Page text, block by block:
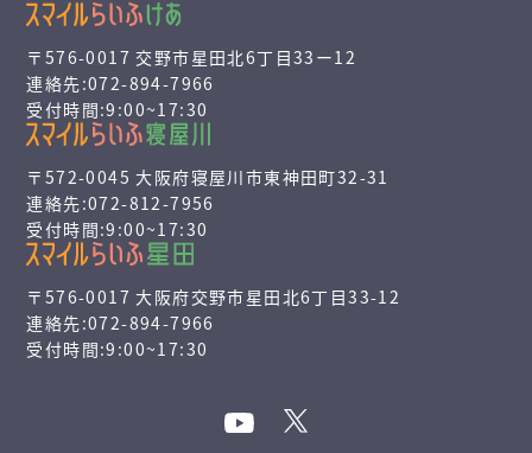
〒576-0017 交野市星田北6丁目33ー12
連絡先:072-894-7966
受付時間:9:00~17:30
〒572-0045 大阪府寝屋川市東神田町32-31
連絡先:072-812-7956
受付時間:9:00~17:30
〒576-0017 大阪府交野市星田北6丁目33-12
連絡先:072-894-7966
受付時間:9:00~17:30